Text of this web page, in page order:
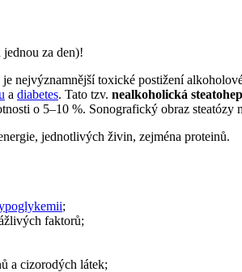
za den)!
nejvýznamnější toxické postižení
a diabetes. Tato tzv. nealkoholická
o 5–10 %. Sonografický obraz
jednotlivých živin, zejména proteinů.
;
faktorů;
a cizorodých látek;